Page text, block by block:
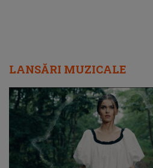
LANSĂRI MUZICALE